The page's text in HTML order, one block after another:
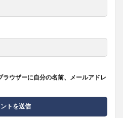
ウザーに自分の名前、メールアドレ